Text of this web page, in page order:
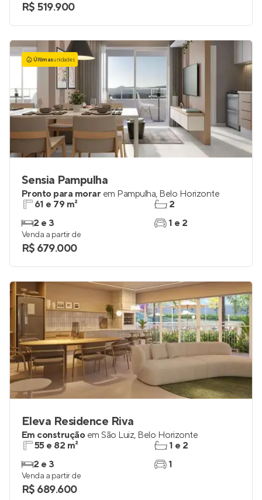
R$ 519.900
Últimasunidades
Sensia Pampulha
Pronto para morar em Pampulha, Belo Horizonte
61 e 79 m²
2 e 3
2
1 e 2
Venda a partir de
R$ 679.000
Eleva Residence Riva
Em construção em São Luiz, Belo Horizonte
55 e 82 m²
2 e 3
1 e 2
1
Venda a partir de
R$ 689.600